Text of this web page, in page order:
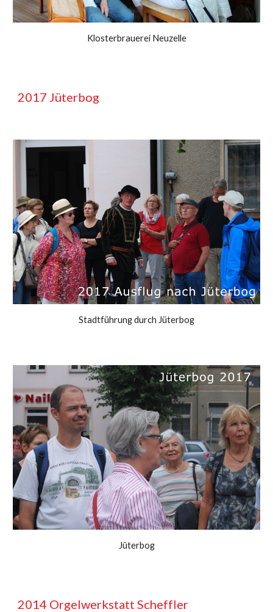
Klosterbrauerei Neuzelle
2017 Jüterbog
Stadtführung durch Jüterbog
Jüterbog
2014 Orgelwerkstatt Scheffler